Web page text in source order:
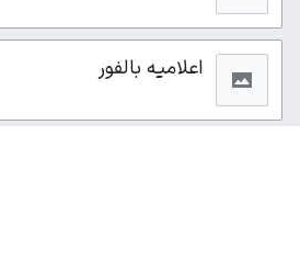
اعلامیه بالفور